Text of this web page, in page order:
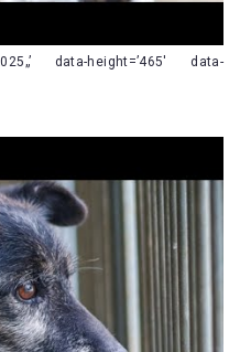
data-height=’465′ data-